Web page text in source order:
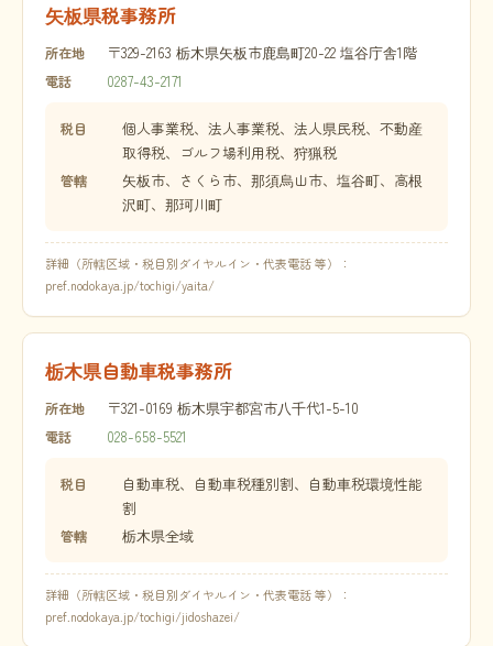
矢板県税事務所
所在地 〒329-2163 栃木県矢板市鹿島町20-22 塩谷庁舎1階
電話 0287-43-2171
税目
個人事業税、法人事業税、法人県民税、不動産
取得税、ゴルフ場利用税、狩猟税
管轄
矢板市、さくら市、那須烏山市、塩谷町、高根
沢町、那珂川町
詳細（所轄区域・税目別ダイヤルイン・代表電話 等）：
pref.nodokaya.jp/tochigi/yaita/
栃木県自動車税事務所
所在地 〒321-0169 栃木県宇都宮市八千代1-5-10
電話 028-658-5521
税目
自動車税、自動車税種別割、自動車税環境性能
割
管轄 栃木県全域
詳細（所轄区域・税目別ダイヤルイン・代表電話 等）：
pref.nodokaya.jp/tochigi/jidoshazei/